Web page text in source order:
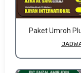
Paket Umroh